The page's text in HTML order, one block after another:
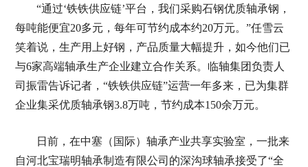
“通过‘铁铁供应链’平台，我们采购石钢优质轴承钢，
每吨能便宜20多元，每年可节约成本约20万元。”任雪云
笑着说，生产用上好钢，产品质量大幅提升，如今他们已
与6家高端轴承生产企业建立合作关系。临轴集团负责人
司振雷告诉记者，“铁铁供应链”运营一年多来，已为集群
企业集采优质轴承钢3.8万吨，节约成本150余万元。
日前，在中塞（国际）轴承产业共享实验室，一批来
自河北宝瑞明轴承制造有限公司的深沟球轴承接受了“全